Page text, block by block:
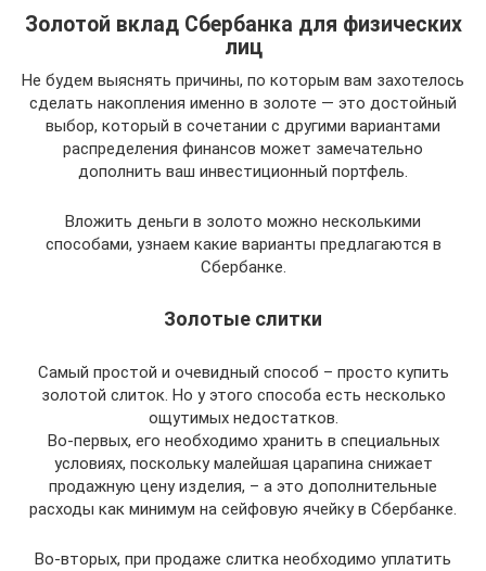
Золотой вклад Сбербанка для физических
лиц
Не будем выяснять причины, по которым вам захотелось
сделать накопления именно в золоте — это достойный
выбор, который в сочетании с другими вариантами
распределения финансов может замечательно
дополнить ваш инвестиционный портфель.
Вложить деньги в золото можно несколькими
способами, узнаем какие варианты предлагаются в
Сбербанке.
Золотые слитки
Самый простой и очевидный способ – просто купить
золотой слиток. Но у этого способа есть несколько
ощутимых недостатков.
Во-первых, его необходимо хранить в специальных
условиях, поскольку малейшая царапина снижает
продажную цену изделия, – а это дополнительные
расходы как минимум на сейфовую ячейку в Сбербанке.
Во-вторых, при продаже слитка необходимо уплатить